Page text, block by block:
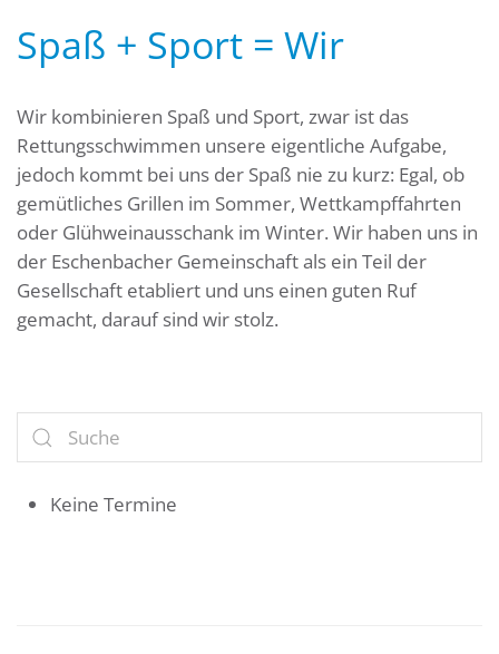
Spaß + Sport = Wir
Wir kombinieren Spaß und Sport, zwar ist das
Rettungsschwimmen unsere eigentliche Aufgabe,
jedoch kommt bei uns der Spaß nie zu kurz: Egal, ob
gemütliches Grillen im Sommer, Wettkampffahrten
oder Glühweinausschank im Winter. Wir haben uns in
der Eschenbacher Gemeinschaft als ein Teil der
Gesellschaft etabliert und uns einen guten Ruf
gemacht, darauf sind wir stolz.
Keine Termine